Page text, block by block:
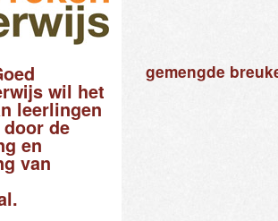
gemengde
wil het
leerlingen
de
en
van